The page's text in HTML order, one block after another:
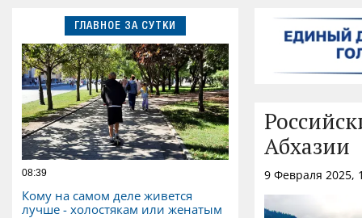
ГЛАВНОЕ ЗА СУТКИ
08:39
Кому на самом деле живется
лучше - холостякам или женатым
Абхазии
9 Февраля 2025,